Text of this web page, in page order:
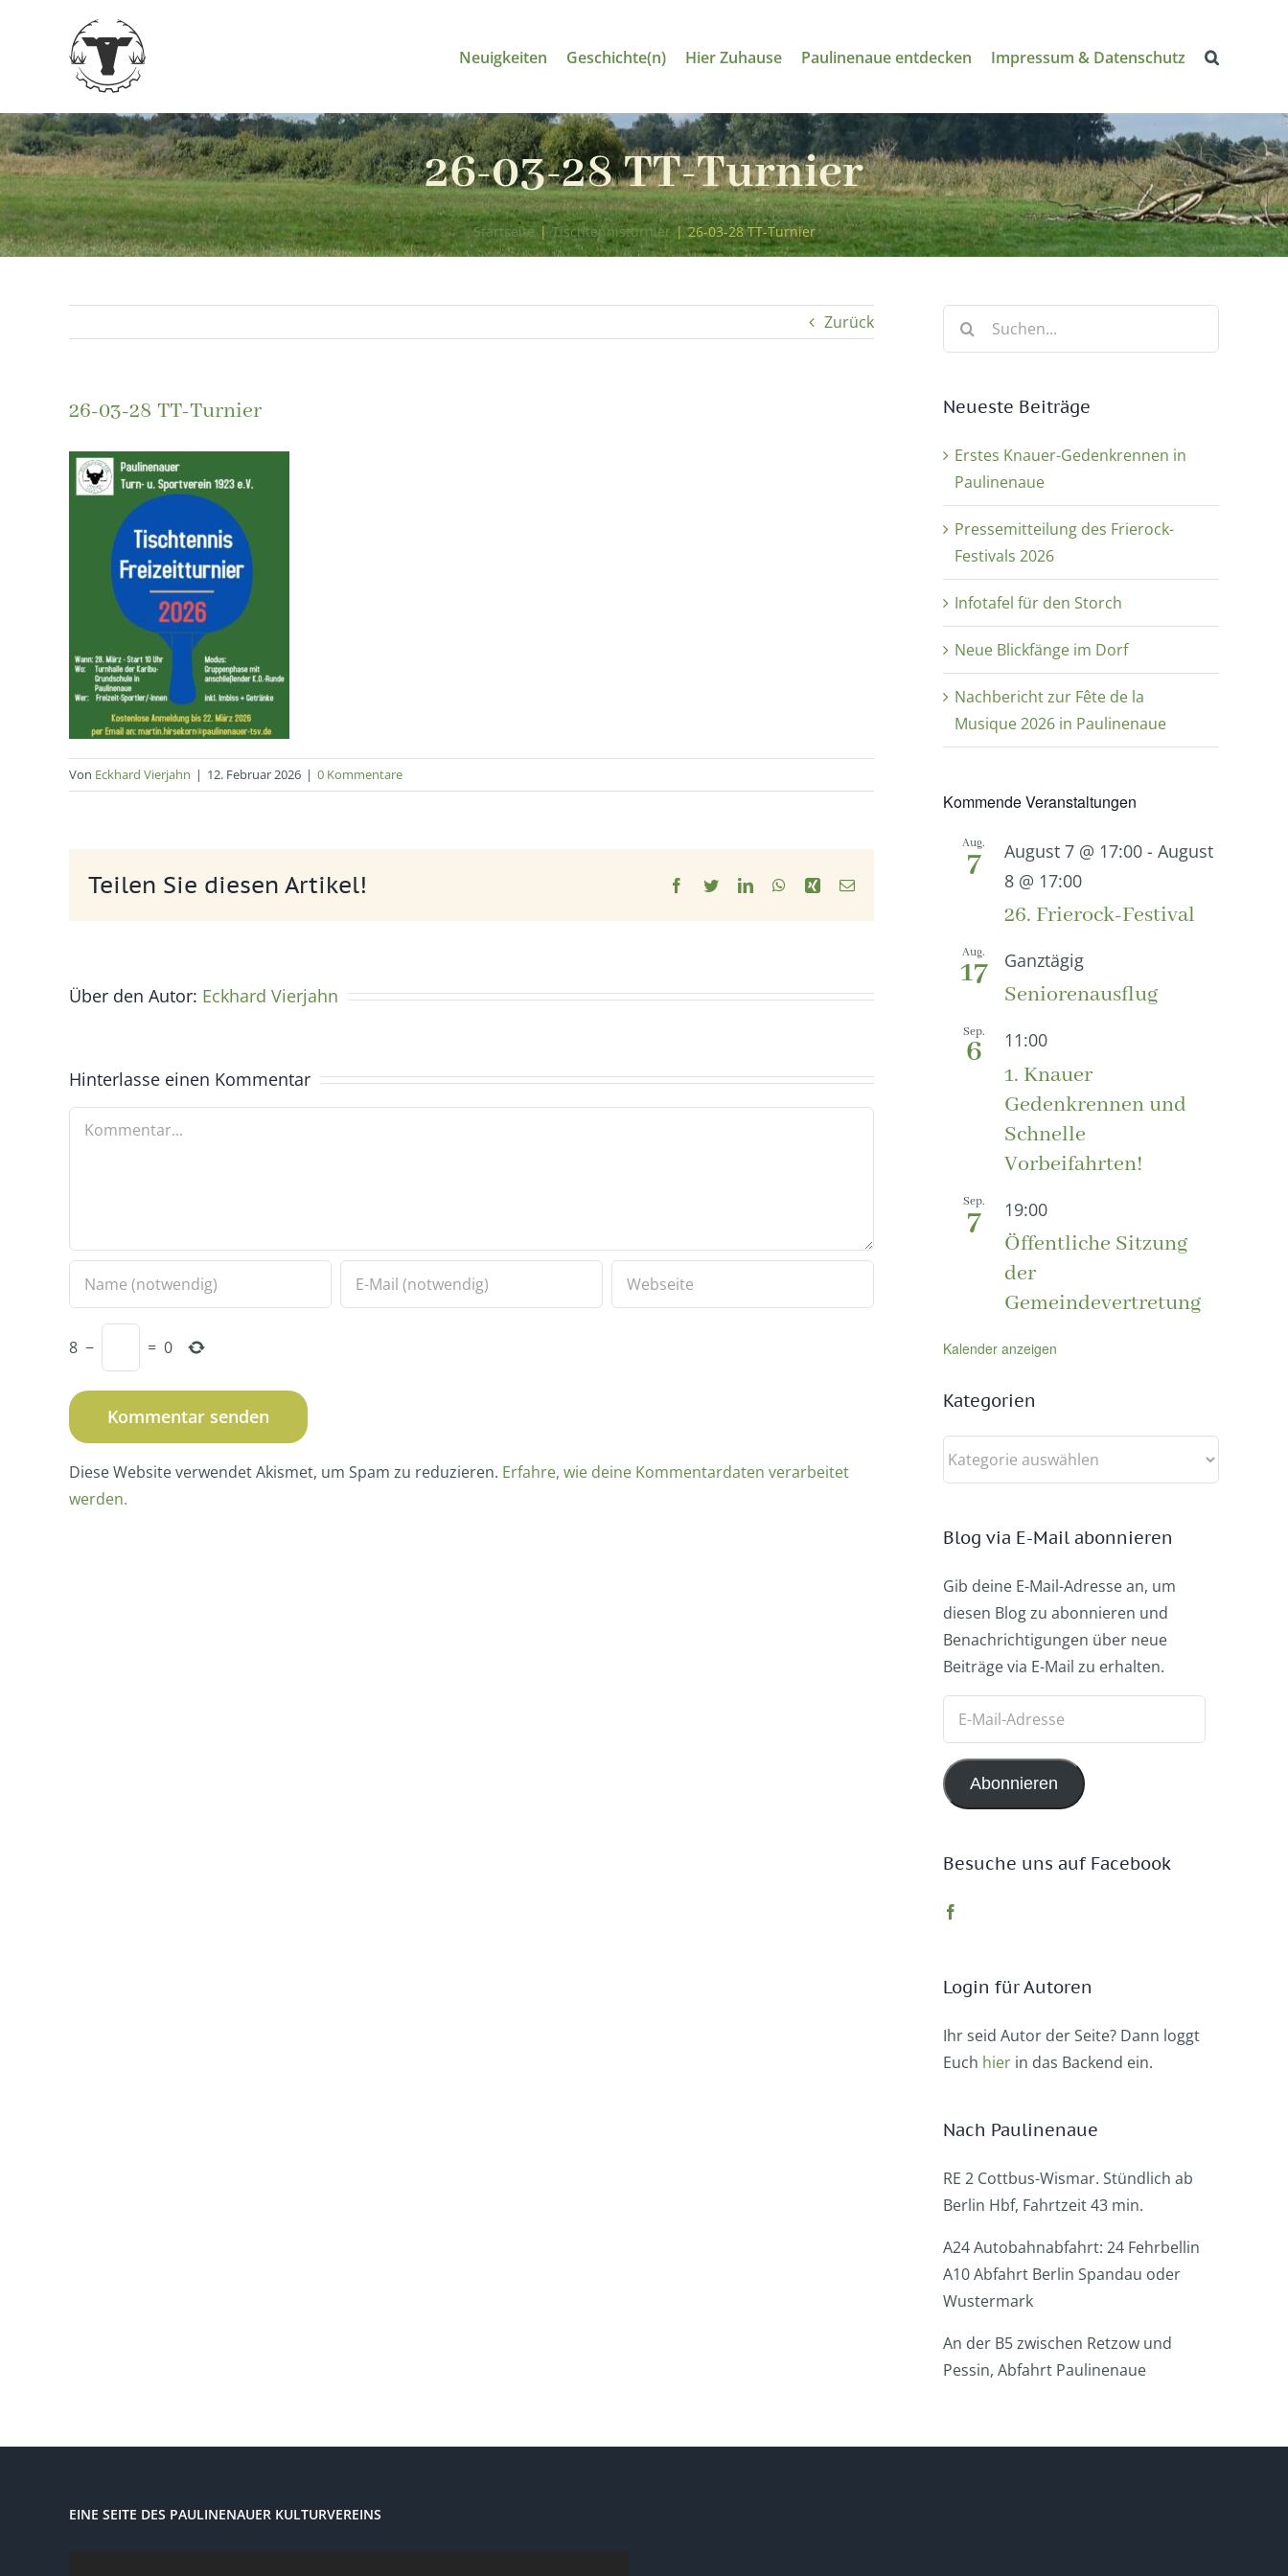
Neuigkeiten Geschichte(n) Hier Zuhause Paulinenaue entdecken Impressum & Datenschutz
26-03-28 TT-Turnier
Startseite | Tischtennisturnier | 26-03-28 TT-Turnier
Zurück
26-03-28 TT-Turnier
Von Eckhard Vierjahn | 12. Februar 2026 | 0 Kommentare
Teilen Sie diesen Artikel! Facebook
TwitterLinkedInWhatsApp
Xing E-
Über den Autor: Eckhard Vierjahn
Hinterlasse einen Kommentar
Kommentar
8 − = 0
Diese Website verwendet Akismet, um Spam zu reduzieren. Erfahre, wie deine Kommentardaten verarbeitet
werden.
Suche
Neueste Beiträge
Erstes Knauer-Gedenkrennen in
Paulinenaue
Pressemitteilung des Frierock-
Festivals 2026
Infotafel für den Storch
Neue Blickfänge im Dorf
Nachbericht zur Fête de la
Musique 2026 in Paulinenaue
Kommende Veranstaltungen
Aug.
7 August 7 @ 17:00 - August
8 @ 17:00
26. Frierock-Festival
Aug.
17 Ganztägig
Seniorenausflug
Sep.
6 11:00
1. Knauer
Gedenkrennen und
Schnelle
Vorbeifahrten!
Sep.
7 19:00
Öffentliche Sitzung
der
Gemeindevertretung
Kalender anzeigen
Kategorien
Kategorien
Blog via E-Mail abonnieren
Gib deine E-Mail-Adresse an, um
diesen Blog zu abonnieren und
Benachrichtigungen über neue
Beiträge via E-Mail zu erhalten.
Adresse
Abonnieren
Besuche uns auf Facebook
Login für Autoren
Ihr seid Autor der Seite? Dann loggt
Euch hier in das Backend ein.
Nach Paulinenaue
RE 2 Cottbus-Wismar. Stündlich ab
Berlin Hbf, Fahrtzeit 43 min.
A24 Autobahnabfahrt: 24 Fehrbellin
A10 Abfahrt Berlin Spandau oder
Wustermark
An der B5 zwischen Retzow und
Pessin, Abfahrt Paulinenaue
EINE SEITE DES PAULINENAUER KULTURVEREINS